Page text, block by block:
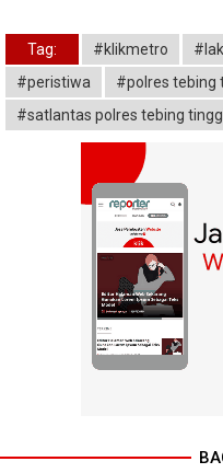
Tag: #klikmetro
#peristiwa
#polres tebing
#satlantas polres tebing